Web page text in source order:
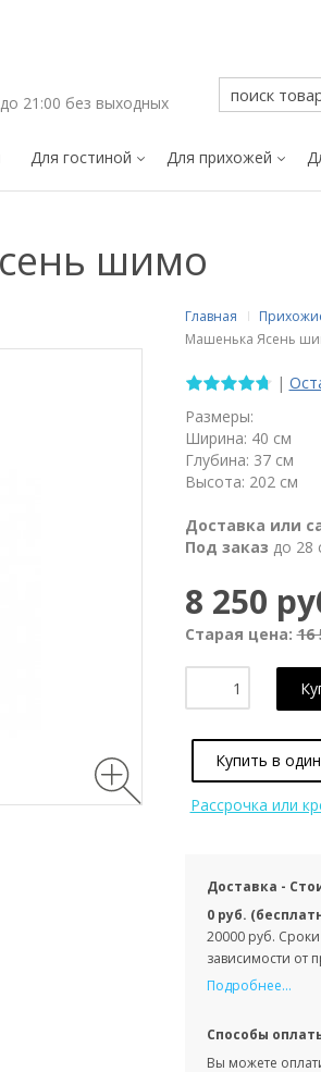
21:00 без выходных
Для гостиной Для прихожей
шимо
Главная
Машенька Ясень
|
Размеры:
Ширина: 40 см
Глубина: 37 см
Высота: 202 см
Доставка или
Под заказ до 28
8 250
Старая цена:16
Купить в
Рассрочка или
Доставка -
0 руб.
20000 руб.
зависимости от
Подробнее...
Способы
Вы можете